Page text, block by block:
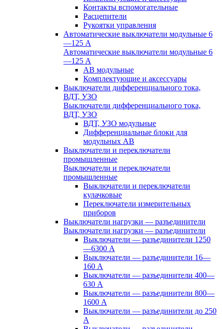
Контакты вспомогательные
Расцепители
Рукоятки управления
Автоматические выключатели модульные 6
—125 А
Автоматические выключатели модульные 6
—125 А
АВ модульные
Комплектующие и аксессуары
Выключатели дифференциального тока,
ВДТ, УЗО
Выключатели дифференциального тока,
ВДТ, УЗО
ВДТ, УЗО модульные
Дифференциальные блоки для
модульных АВ
Выключатели и переключатели
промышленные
Выключатели и переключатели
промышленные
Выключатели и переключатели
кулачковые
Переключатели измерительных
приборов
Выключатели нагрузки — разъединители
Выключатели нагрузки — разъединители
Выключатели — разъединители 1250
—6300 А
Выключатели — разъединители 16—
160 А
Выключатели — разъединители 400—
630 А
Выключатели — разъединители 800—
1600 А
Выключатели — разъединители до 250
А